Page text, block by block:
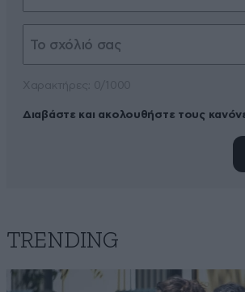
Διαβάστε και ακολουθήστε τους
TRENDING